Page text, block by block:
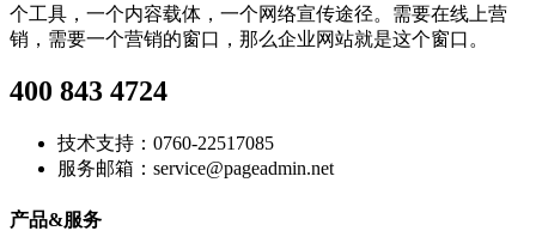
个工具，一个内容载体，一个网络宣传途径。需要在线上营
销，需要一个营销的窗口，那么企业网站就是这个窗口。
400 843 4724
技术支持：0760-22517085
服务邮箱：service@pageadmin.net
产品&服务